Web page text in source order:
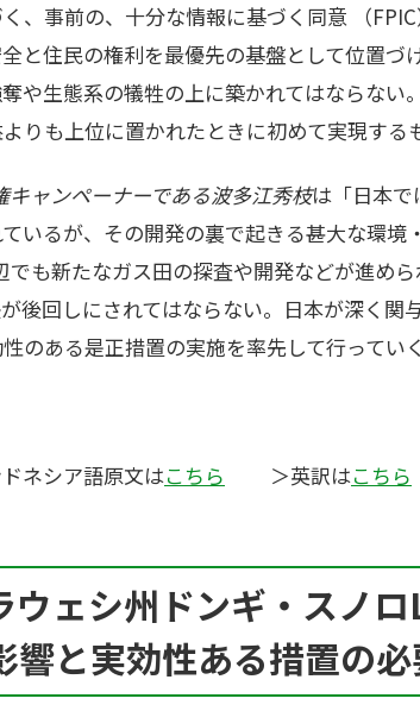
、事前の、十分な情報に基づく同意 （
と住民の権利を最優先の基盤として位置づ
や生態系の犠牲の上に築かれてはならない
りも上位に置かれたときに初めて実現する
ャンペーナーである波多江秀枝は「日本で
いるが、その開発の裏で起きる甚大な環境
も新たなガス田の探査や開発などが進め
後回しにされてはならない。日本が深く関
のある是正措置の実施を率先して行ってい
ネシア語原文はこちら ＞英訳はこちら
ェシ州ドンギ・スノロ
響と実効性ある措置の